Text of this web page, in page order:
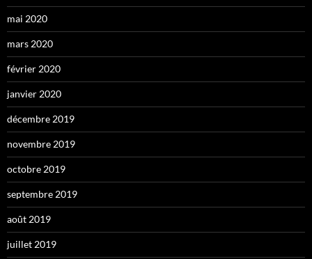
mai 2020
mars 2020
février 2020
janvier 2020
décembre 2019
novembre 2019
octobre 2019
septembre 2019
août 2019
juillet 2019